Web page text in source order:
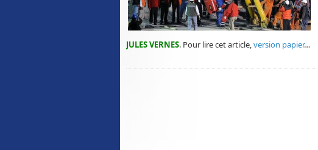
JULES VERNES. Pour lire cet article, version papier…